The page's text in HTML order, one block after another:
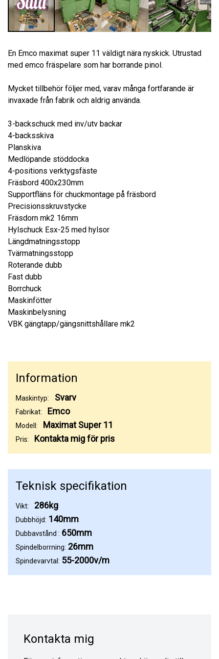
En Emco maximat super 11 väldigt nära nyskick. Utrustad
med emco fräspelare som har borrande pinol.
Mycket tillbehör följer med, varav många fortfarande är
invaxade från fabrik och aldrig använda.
3-backschuck med inv/utv backar
4-backsskiva
Planskiva
Medlöpande stöddocka
4-positions verktygsfäste
Fräsbord 400x230mm
Supportfläns för chuckmontage på fräsbord
Precisionsskruvstycke
Fräsdorn mk2 16mm
Hylschuck Esx-25 med hylsor
Längdmatningsstopp
Tvärmatningsstopp
Roterande dubb
Fast dubb
Borrchuck
Maskinfötter
Maskinbelysning
VBK gängtapp/gängsnittshållare mk2
Information
Maskintyp: Svarv
Fabrikat: Emco
Modell: Maximat Super 11
Pris: Kontakta mig för pris
Teknisk specifikation
Vikt: 286kg
Dubbhöjd: 140mm
Dubbavstånd : 650mm
Spindelborrning: 26mm
Spindevarvtal: 55-2000v/m
Kontakta mig